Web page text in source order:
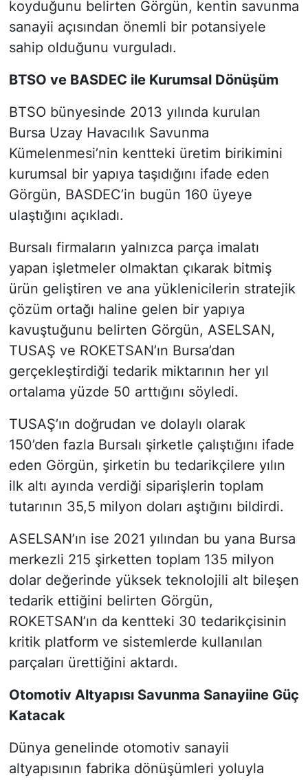
koyduğunu belirten Görgün, kentin savunma
sanayii açısından önemli bir potansiyele
sahip olduğunu vurguladı.
BTSO ve BASDEC ile Kurumsal Dönüşüm
BTSO bünyesinde 2013 yılında kurulan
Bursa Uzay Havacılık Savunma
Kümelenmesi’nin kentteki üretim birikimini
kurumsal bir yapıya taşıdığını ifade eden
Görgün, BASDEC’in bugün 160 üyeye
ulaştığını açıkladı.
Bursalı firmaların yalnızca parça imalatı
yapan işletmeler olmaktan çıkarak bitmiş
ürün geliştiren ve ana yüklenicilerin stratejik
çözüm ortağı haline gelen bir yapıya
kavuştuğunu belirten Görgün, ASELSAN,
TUSAŞ ve ROKETSAN’ın Bursa’dan
gerçekleştirdiği tedarik miktarının her yıl
ortalama yüzde 50 arttığını söyledi.
TUSAŞ’ın doğrudan ve dolaylı olarak
150’den fazla Bursalı şirketle çalıştığını ifade
eden Görgün, şirketin bu tedarikçilere yılın
ilk altı ayında verdiği siparişlerin toplam
tutarının 35,5 milyon doları aştığını bildirdi.
ASELSAN’ın ise 2021 yılından bu yana Bursa
merkezli 215 şirketten toplam 135 milyon
dolar değerinde yüksek teknolojili alt bileşen
tedarik ettiğini belirten Görgün,
ROKETSAN’ın da kentteki 30 tedarikçisinin
kritik platform ve sistemlerde kullanılan
parçaları ürettiğini aktardı.
Otomotiv Altyapısı Savunma Sanayiine Güç
Katacak
Dünya genelinde otomotiv sanayii
altyapısının fabrika dönüşümleri yoluyla